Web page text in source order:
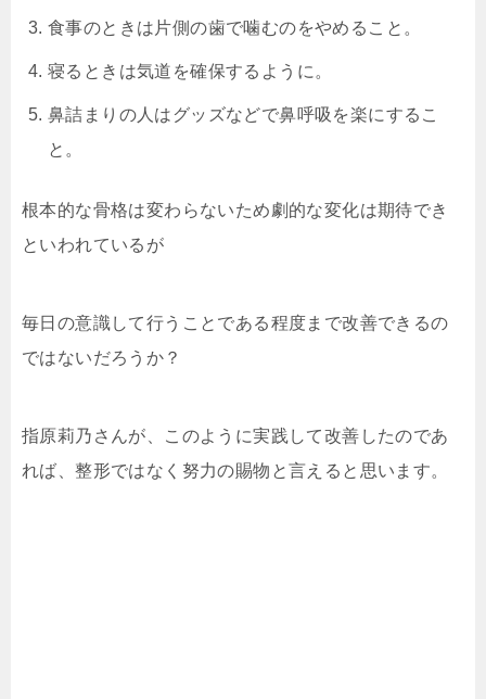
食事のときは片側の歯で噛むのをやめること。
寝るときは気道を確保するように。
鼻詰まりの人はグッズなどで鼻呼吸を楽にするこ
と。
根本的な骨格は変わらないため劇的な変化は期待でき
といわれているが
毎日の意識して行うことである程度まで改善できるの
ではないだろうか？
指原莉乃さんが、このように実践して改善したのであ
れば、整形ではなく努力の賜物と言えると思います。